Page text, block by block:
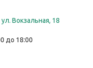
Вокзальная, 18
до 18:00